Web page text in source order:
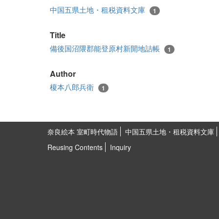
中国五県土地・租税資料文庫 1
Title
備後国沼隈郡能登原村新開地詰帳 1
Author
榎本八郎兵衛 1
奈良絵本 室町時代物語 中国五県土地・租税資料文庫
Reusing Contents
Inquiry